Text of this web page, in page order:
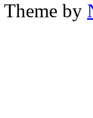
Theme by